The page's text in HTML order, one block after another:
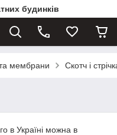
будинків
мембрани Скотч і
в Україні можна в